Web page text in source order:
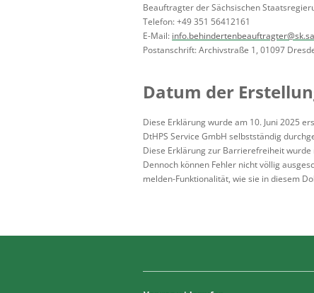
Beauftragter der Sächsischen
Telefon: +49 351 56412161
E-Mail:
Postanschrift: Archivstraße 1, 01097
Datum der
Diese Erklärung wurde am 10. Juni 2025
DtHPS Service GmbH selbstständig
Diese Erklärung zur Barrierefreiheit
Dennoch können Fehler nicht völlig
melden-Funktionalität, wie sie in diesem